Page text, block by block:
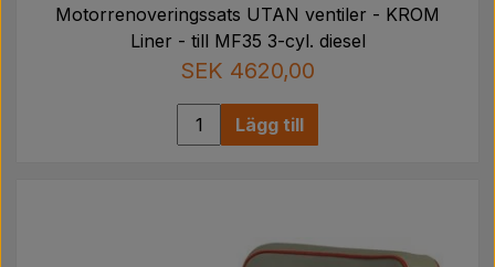
Motorrenoveringssats UTAN ventiler - KROM
Liner - till MF35 3-cyl. diesel
SEK 4620,00
Lägg till